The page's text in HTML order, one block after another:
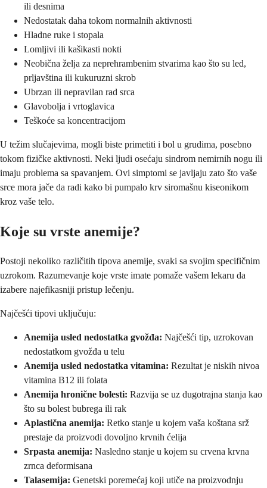
ili desnima
Nedostatak daha tokom normalnih aktivnosti
Hladne ruke i stopala
Lomljivi ili kašikasti nokti
Neobična želja za neprehrambenim stvarima kao što su led,
prljavština ili kukuruzni skrob
Ubrzan ili nepravilan rad srca
Glavobolja i vrtoglavica
Teškoće sa koncentracijom
U težim slučajevima, mogli biste primetiti i bol u grudima, posebno
tokom fizičke aktivnosti. Neki ljudi osećaju sindrom nemirnih nogu ili
imaju problema sa spavanjem. Ovi simptomi se javljaju zato što vaše
srce mora jače da radi kako bi pumpalo krv siromašnu kiseonikom
kroz vaše telo.
Koje su vrste anemije?
Postoji nekoliko različitih tipova anemije, svaki sa svojim specifičnim
uzrokom. Razumevanje koje vrste imate pomaže vašem lekaru da
izabere najefikasniji pristup lečenju.
Najčešći tipovi uključuju:
Anemija usled nedostatka gvožđa: Najčešći tip, uzrokovan
nedostatkom gvožđa u telu
Anemija usled nedostatka vitamina: Rezultat je niskih nivoa
vitamina B12 ili folata
Anemija hronične bolesti: Razvija se uz dugotrajna stanja kao
što su bolest bubrega ili rak
Aplastična anemija: Retko stanje u kojem vaša koštana srž
prestaje da proizvodi dovoljno krvnih ćelija
Srpasta anemija: Nasledno stanje u kojem su crvena krvna
zrnca deformisana
Talasemija: Genetski poremećaj koji utiče na proizvodnju